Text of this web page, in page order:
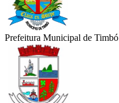
Prefeitura Municipal de Timbó